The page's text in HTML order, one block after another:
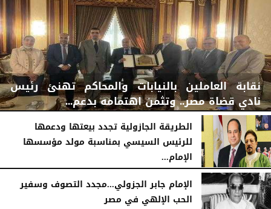
نقابة العاملين بالنيابات والمحاكم تهنئ رئيس
نادي قضاة مصر.. وتثمن اهتمامه بدعم...
الخميس، 6 أغسطس 2026 06:22 مـ
الطريقة الجازولية تجدد بيعتها ودعمها
للرئيس السيسي بمناسبة مولد مؤسسها
الإمام...
الخميس، 6 أغسطس 2026
الإمام جابر الجزولي...مجدد التصوف وسفير
الحب الإلهي في مصر